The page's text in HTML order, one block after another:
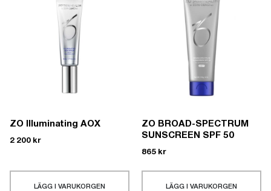
ZO Illuminating AOX
2 200 kr
LÄGG I VARUKORGEN
ZO BROAD-SPECTRUM
SUNSCREEN SPF 50
865 kr
LÄGG I VARUKORGEN